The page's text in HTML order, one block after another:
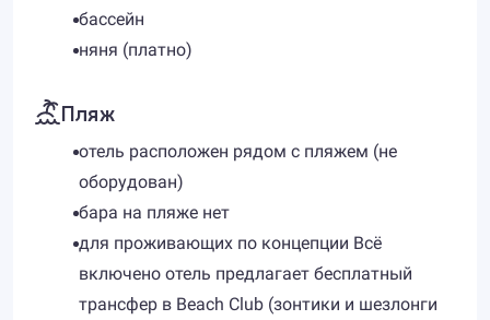
бассейн
няня (платно)
Пляж
отель расположен рядом с пляжем (не
оборудован)
бара на пляже нет
для проживающих по концепции Всё
включено отель предлагает бесплатный
трансфер в Beach Club (зонтики и шезлонги